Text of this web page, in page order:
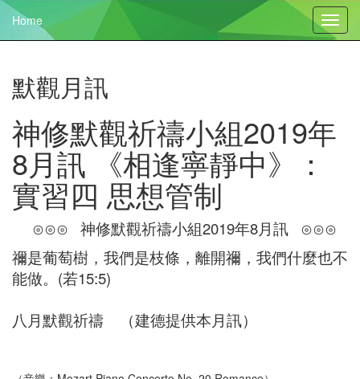
Home
默觀月訊
神修默觀祈禱小組2019年
8月訊 《相逢寧靜中》：
實習四 思想管制
⊙⊙⊙ 神修默觀祈禱小組2019年8月訊 ⊙⊙⊙
禰是葡萄樹，我們是枝條，離開禰，我們什麼也不
能做。(若15:5)
八月默觀祈禱 （建德提供本月訊）